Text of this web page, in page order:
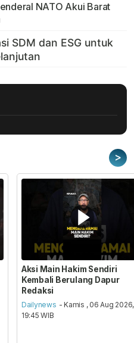
NATO Akui Barat
>
Aksi Main Hakim Sendiri
Kembali Berulang Dapur
Redaksi
Dailynews - Kamis , 06 Aug 2026,
19:45 WIB